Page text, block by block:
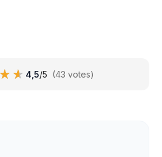
4,5/5 (43 votes)